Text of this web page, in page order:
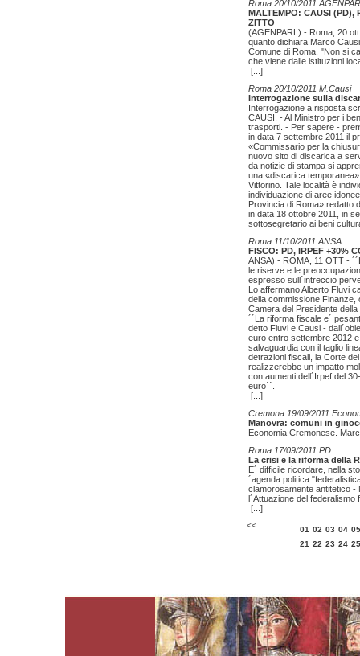
Roma 20/10/2011
MALTEMPO: CAUSI (PD),
ZITTO
(AGENPARL) - Roma, 20
quanto dichiara Marco
Comune di Roma. "Non si
che viene dalle istituzioni
[...]
Roma 20/10/2011 M.Causi
Interrogazione sulla
Interrogazione a risposta
CAUSI. - Al Ministro per i
trasporti. - Per sapere -
in data 7 settembre 2011 il
«Commissario per la
nuovo sito di discarica a
da notizie di stampa si
una «discarica
Vittorino. Tale località è
individuazione di aree
Provincia di Roma» redatto
in data 18 ottobre 2011, in
sottosegretario ai beni
Roma 11/10/2011 ANSA
FISCO: PD, IRPEF +30%
ANSA) - ROMA, 11 OTT -
le riserve e le
espresso sull´intreccio
Lo affermano Alberto Fluvi
della commissione Finanze,
Camera del Presidente
´´La riforma fiscale e´
detto Fluvi e Causi -
euro entro settembre 2012
salvaguardia con il taglio
detrazioni fiscali, la Corte
realizzerebbe un impatto
con aumenti dell´Irpef del
euro´´.
[...]
Cremona 19/09/2011
Manovra: comuni in
Economia Cremonese.
Roma 17/09/2011 PD
La crisi e la riforma della
E´ difficile ricordare, nella
´agenda politica
clamorosamente antitetico -
l´Attuazione del federalismo
[...]
<< 01 02 03 04 05
21 22 23 24 25